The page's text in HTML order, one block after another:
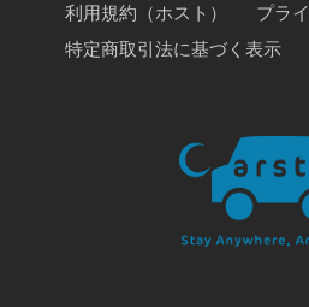
利用規約（ホスト）
プラ
特定商取引法に基づく表示